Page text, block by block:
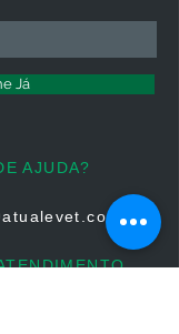
Já
AJUDA?